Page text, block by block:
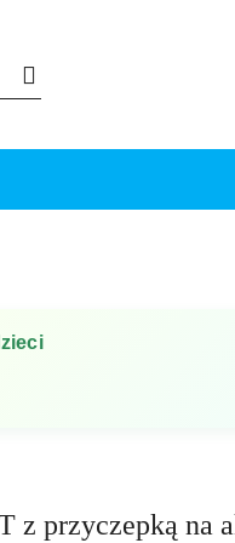
z przyczepką na